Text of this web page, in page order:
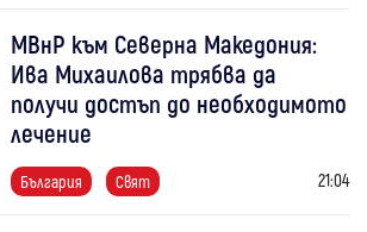
МВнР към Северна Македония:
Ива Михаилова трябва да
получи достъп до необходимото
лечение
България Свят 21:04